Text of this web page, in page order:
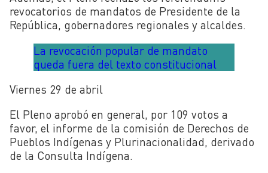
revocatorios de mandatos de Presidente de la
República, gobernadores regionales y alcaldes.
La revocación popular de mandato
queda fuera del texto constitucional
Viernes 29 de abril
El Pleno aprobó en general, por 109 votos a
favor, el informe de la comisión de Derechos de
Pueblos Indígenas y Plurinacionalidad, derivado
de la Consulta Indígena.